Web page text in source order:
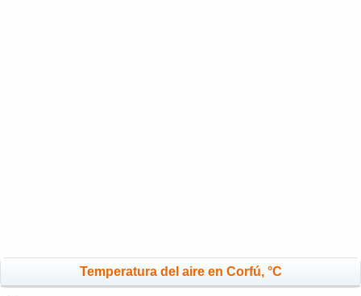
Temperatura del aire en Corfú, °C